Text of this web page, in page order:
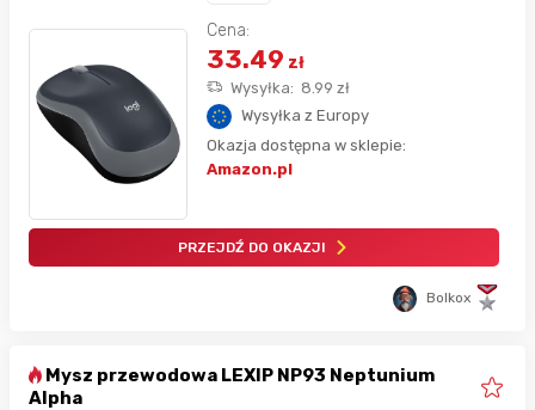
Cena:
33.49 zł
Wysyłka: 8.99 zł
Wysyłka z Europy
Okazja dostępna w sklepie:
Amazon.pl
PRZEJDŹ DO OKAZJI
Bolkox
Mysz przewodowa LEXIP NP93 Neptunium
Alpha